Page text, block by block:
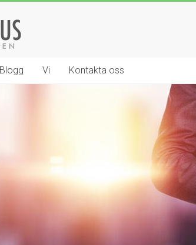
Blogg Vi Kontakta oss